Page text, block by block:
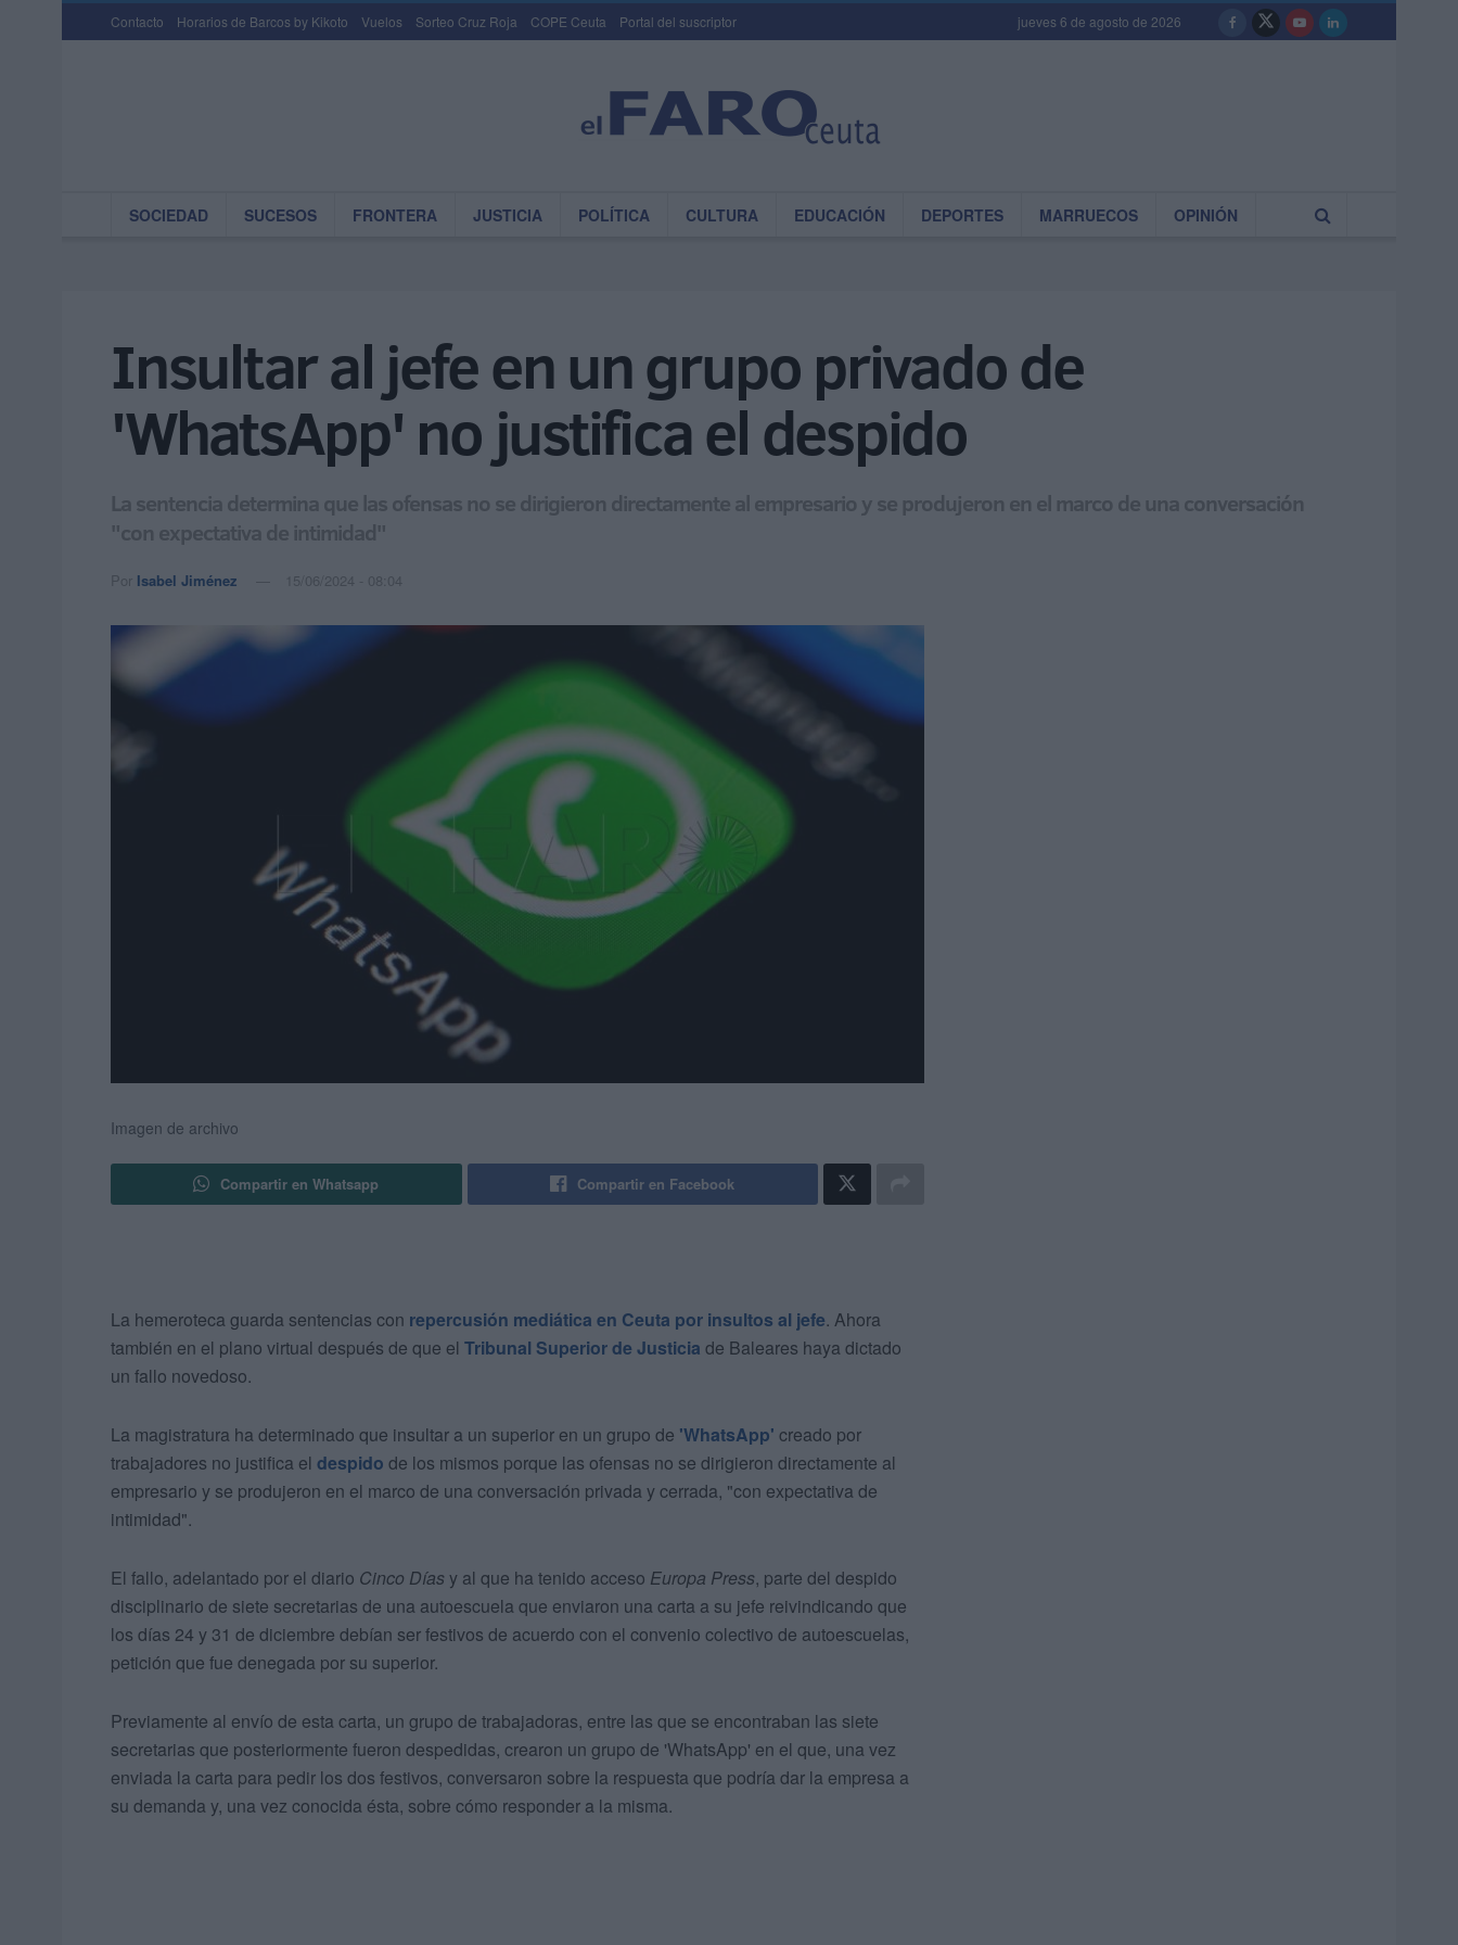
Contacto Horarios de Barcos by Kikoto Vuelos Sorteo Cruz Roja COPE Ceuta Portal del suscriptor jueves 6 de agosto de 2026
SOCIEDAD SUCESOS FRONTERA JUSTICIA POLÍTICA CULTURA EDUCACIÓN DEPORTES MARRUECOS OPINIÓN
Insultar al jefe en un grupo privado de
'WhatsApp' no justifica el despido
La sentencia determina que las ofensas no se dirigieron directamente al empresario y se produjeron en el marco de una conversación
"con expectativa de intimidad"
Por Isabel Jiménez 15/06/2024 - 08:04
Imagen de archivo
Compartir en Whatsapp Compartir en Facebook
La hemeroteca guarda sentencias con repercusión mediática en Ceuta por insultos al jefe. Ahora
también en el plano virtual después de que el Tribunal Superior de Justicia de Baleares haya dictado
un fallo novedoso.
La magistratura ha determinado que insultar a un superior en un grupo de 'WhatsApp' creado por
trabajadores no justifica el despido de los mismos porque las ofensas no se dirigieron directamente al
empresario y se produjeron en el marco de una conversación privada y cerrada, "con expectativa de
intimidad".
El fallo, adelantado por el diario Cinco Días y al que ha tenido acceso Europa Press, parte del despido
disciplinario de siete secretarias de una autoescuela que enviaron una carta a su jefe reivindicando que
los días 24 y 31 de diciembre debían ser festivos de acuerdo con el convenio colectivo de autoescuelas,
petición que fue denegada por su superior.
Previamente al envío de esta carta, un grupo de trabajadoras, entre las que se encontraban las siete
secretarias que posteriormente fueron despedidas, crearon un grupo de 'WhatsApp' en el que, una vez
enviada la carta para pedir los dos festivos, conversaron sobre la respuesta que podría dar la empresa a
su demanda y, una vez conocida ésta, sobre cómo responder a la misma.